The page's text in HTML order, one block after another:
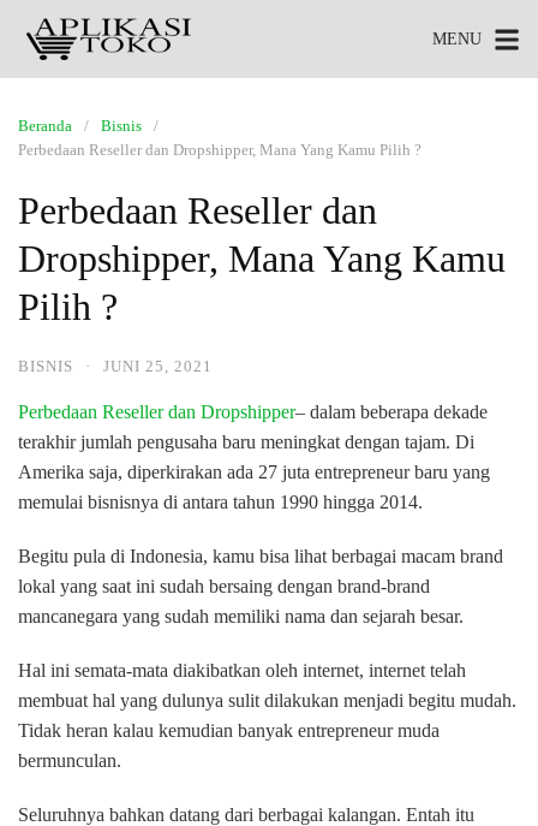
MENU
Beranda
Bisnis
Perbedaan Reseller dan Dropshipper, Mana Yang Kamu Pilih ?
Perbedaan Reseller dan
Dropshipper, Mana Yang Kamu
Pilih ?
BISNIS · JUNI 25, 2021
Perbedaan Reseller dan Dropshipper– dalam beberapa dekade
terakhir jumlah pengusaha baru meningkat dengan tajam. Di
Amerika saja, diperkirakan ada 27 juta entrepreneur baru yang
memulai bisnisnya di antara tahun 1990 hingga 2014.
Begitu pula di Indonesia, kamu bisa lihat berbagai macam brand
lokal yang saat ini sudah bersaing dengan brand-brand
mancanegara yang sudah memiliki nama dan sejarah besar.
Hal ini semata-mata diakibatkan oleh internet, internet telah
membuat hal yang dulunya sulit dilakukan menjadi begitu mudah.
Tidak heran kalau kemudian banyak entrepreneur muda
bermunculan.
Seluruhnya bahkan datang dari berbagai kalangan. Entah itu